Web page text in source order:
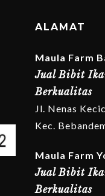
ALAMAT
Maula Farm
Jual Bibit
Berkualitas
Jl. Nenas
Kec.
Maula Farm
Jual Bibit
Berkualitas